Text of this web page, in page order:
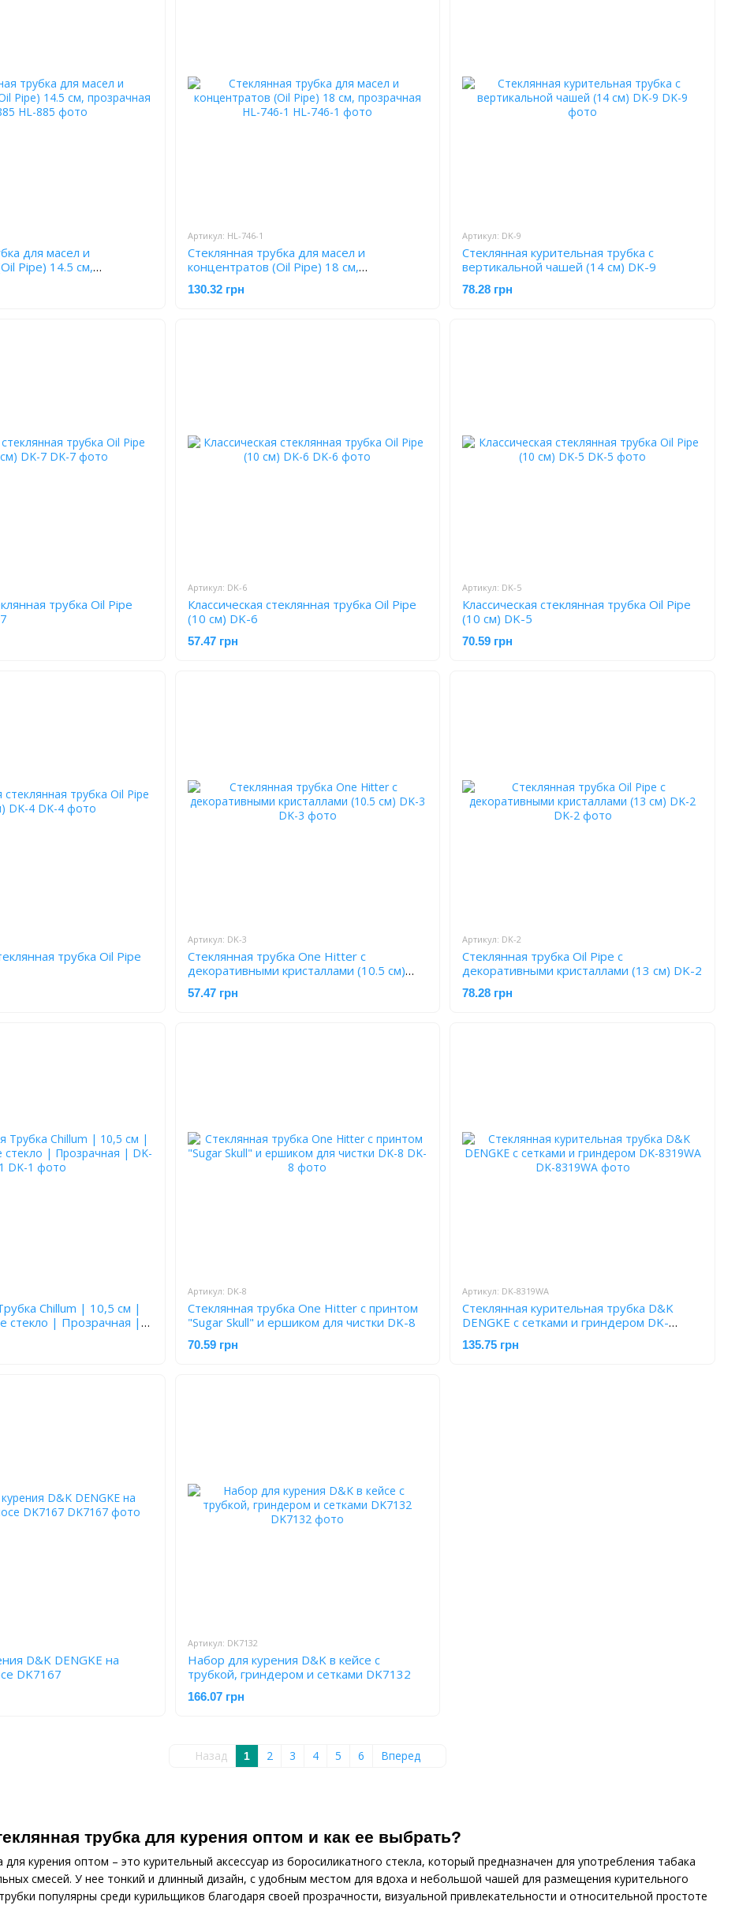
трубка для курения оптом и как ее выбрать?
для курения оптом – это курительный аксессуар из боросиликатного стекла, который предназначен для употребления табака
смесей. У нее тонкий и длинный дизайн, с удобным местом для вдоха и небольшой чашей для размещения курительного
популярны среди курильщиков благодаря своей прозрачности, визуальной привлекательности и относительной простоте
для масел и
Pipe) 14.5 см,
Артикул: HL-746-1
Стеклянная трубка для масел и
концентратов (Oil Pipe) 18 см,
прозрачная HL-746-1
130.32 грн
Артикул: DK-9
Стеклянная курительная трубка с
вертикальной чашей (14 см) DK-9
78.28 грн
трубка Oil Pipe
Артикул: DK-6
Классическая стеклянная трубка Oil Pipe
(10 см) DK-6
57.47 грн
Артикул: DK-5
Классическая стеклянная трубка Oil Pipe
(10 см) DK-5
70.59 грн
трубка Oil Pipe
Артикул: DK-3
Стеклянная трубка One Hitter с
декоративными кристаллами (10.5 см)
DK-3
57.47 грн
Артикул: DK-2
Стеклянная трубка Oil Pipe с
декоративными кристаллами (13 см) DK-2
78.28 грн
Chillum | 10,5 см |
стекло | Прозрачная |
Артикул: DK-8
Стеклянная трубка One Hitter с принтом
"Sugar Skull" и ершиком для чистки DK-8
70.59 грн
Артикул: DK-8319WA
Стеклянная курительная трубка D&K
DENGKE с сетками и гриндером DK-
8319WA
135.75 грн
D&K DENGKE на
DK7167
Артикул: DK7132
Набор для курения D&K в кейсе с
трубкой, гриндером и сетками DK7132
166.07 грн
Назад 1 2 3 4 5 6 Вперед